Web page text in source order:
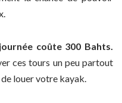
coûte 300 Bahts.
ces tours un peu partout
de louer votre kayak.